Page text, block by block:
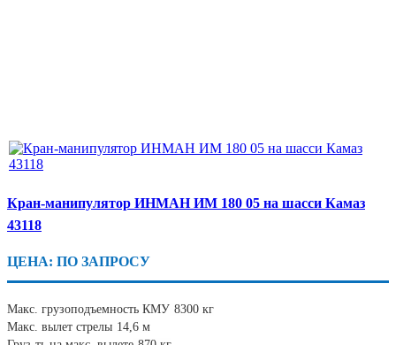
Кран-манипулятор ИНМАН ИМ 180 05 на шасси Камаз
43118
ЦЕНА: ПО ЗАПРОСУ
Макс. грузоподъемность КМУ 8300 кг
Макс. вылет стрелы 14,6 м